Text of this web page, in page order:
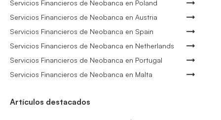
Servicios Financieros de Neobanca en Poland
Servicios Financieros de Neobanca en Austria
Servicios Financieros de Neobanca en Spain
Servicios Financieros de Neobanca en Netherlands
Servicios Financieros de Neobanca en Portugal
Servicios Financieros de Neobanca en Malta
Artículos destacados